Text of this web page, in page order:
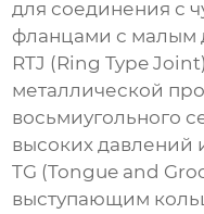
для соединения с
фланцами с малым
RTJ (Ring Type
металлической
восьмиугольного
высоких давлений
TG (Tongue and
выступающим